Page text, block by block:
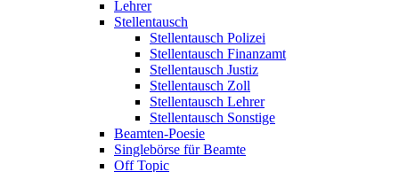
Lehrer
Stellentausch
Stellentausch Polizei
Stellentausch Finanzamt
Stellentausch Justiz
Stellentausch Zoll
Stellentausch Lehrer
Stellentausch Sonstige
Beamten-Poesie
Singlebörse für Beamte
Off Topic